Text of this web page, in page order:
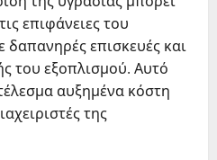
επιφάνειες του
επισκευές και
του εξοπλισμού. Αυτό
αυξημένα κόστη
της